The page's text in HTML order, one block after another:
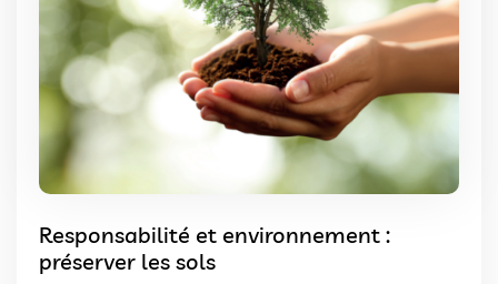
Responsabilité et environnement :
préserver les sols